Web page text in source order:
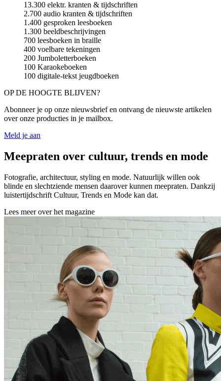
13.300 elektr. kranten & tijdschriften
2.700 audio kranten & tijdschriften
1.400 gesproken leesboeken
1.300 beeldbeschrijvingen
700 leesboeken in braille
400 voelbare tekeningen
200 Jumboletterboeken
100 Karaokeboeken
100 digitale-tekst jeugdboeken
OP DE HOOGTE BLIJVEN?
Abonneer je op onze nieuwsbrief en ontvang de nieuwste artikelen
over onze producties in je mailbox.
Meld je aan
Meepraten over cultuur, trends en mode
Fotografie, architectuur, styling en mode. Natuurlijk willen ook
blinde en slechtziende mensen daarover kunnen meepraten. Dankzij
luistertijdschrift Cultuur, Trends en Mode kan dat.
Lees meer over het magazine